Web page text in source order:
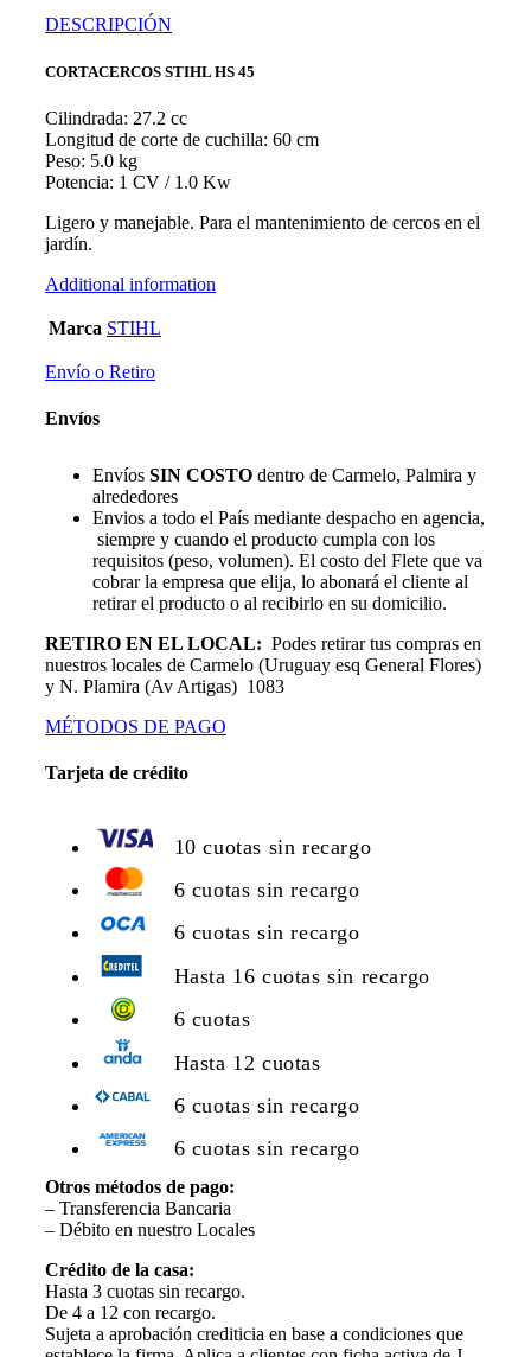
DESCRIPCIÓN
CORTACERCOS STIHL HS 45
Cilindrada: 27.2 cc
Longitud de corte de cuchilla: 60 cm
Peso: 5.0 kg
Potencia: 1 CV / 1.0 Kw
Ligero y manejable. Para el mantenimiento de cercos en el
jardín.
Additional information
Marca STIHL
Envío o Retiro
Envíos
Envíos SIN COSTO dentro de Carmelo, Palmira y
alrededores
Envios a todo el País mediante despacho en agencia,
siempre y cuando el producto cumpla con los
requisitos (peso, volumen). El costo del Flete que va
cobrar la empresa que elija, lo abonará el cliente al
retirar el producto o al recibirlo en su domicilio.
RETIRO EN EL LOCAL: Podes retirar tus compras en
nuestros locales de Carmelo (Uruguay esq General Flores)
y N. Plamira (Av Artigas) 1083
MÉTODOS DE PAGO
Tarjeta de crédito
10 cuotas sin recargo
6 cuotas sin recargo
6 cuotas sin recargo
Hasta 16 cuotas sin recargo
6 cuotas
Hasta 12 cuotas
6 cuotas sin recargo
6 cuotas sin recargo
Otros métodos de pago:
– Transferencia Bancaria
– Débito en nuestro Locales
Crédito de la casa:
Hasta 3 cuotas sin recargo.
De 4 a 12 con recargo.
Sujeta a aprobación crediticia en base a condiciones que